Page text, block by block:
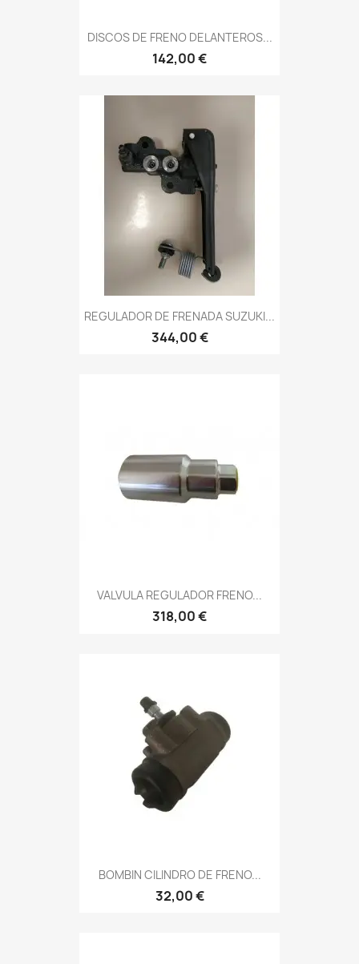
DISCOS DE FRENO DELANTEROS...
142,00 €
REGULADOR DE FRENADA SUZUKI...
344,00 €
VALVULA REGULADOR FRENO...
318,00 €
BOMBIN CILINDRO DE FRENO...
32,00 €